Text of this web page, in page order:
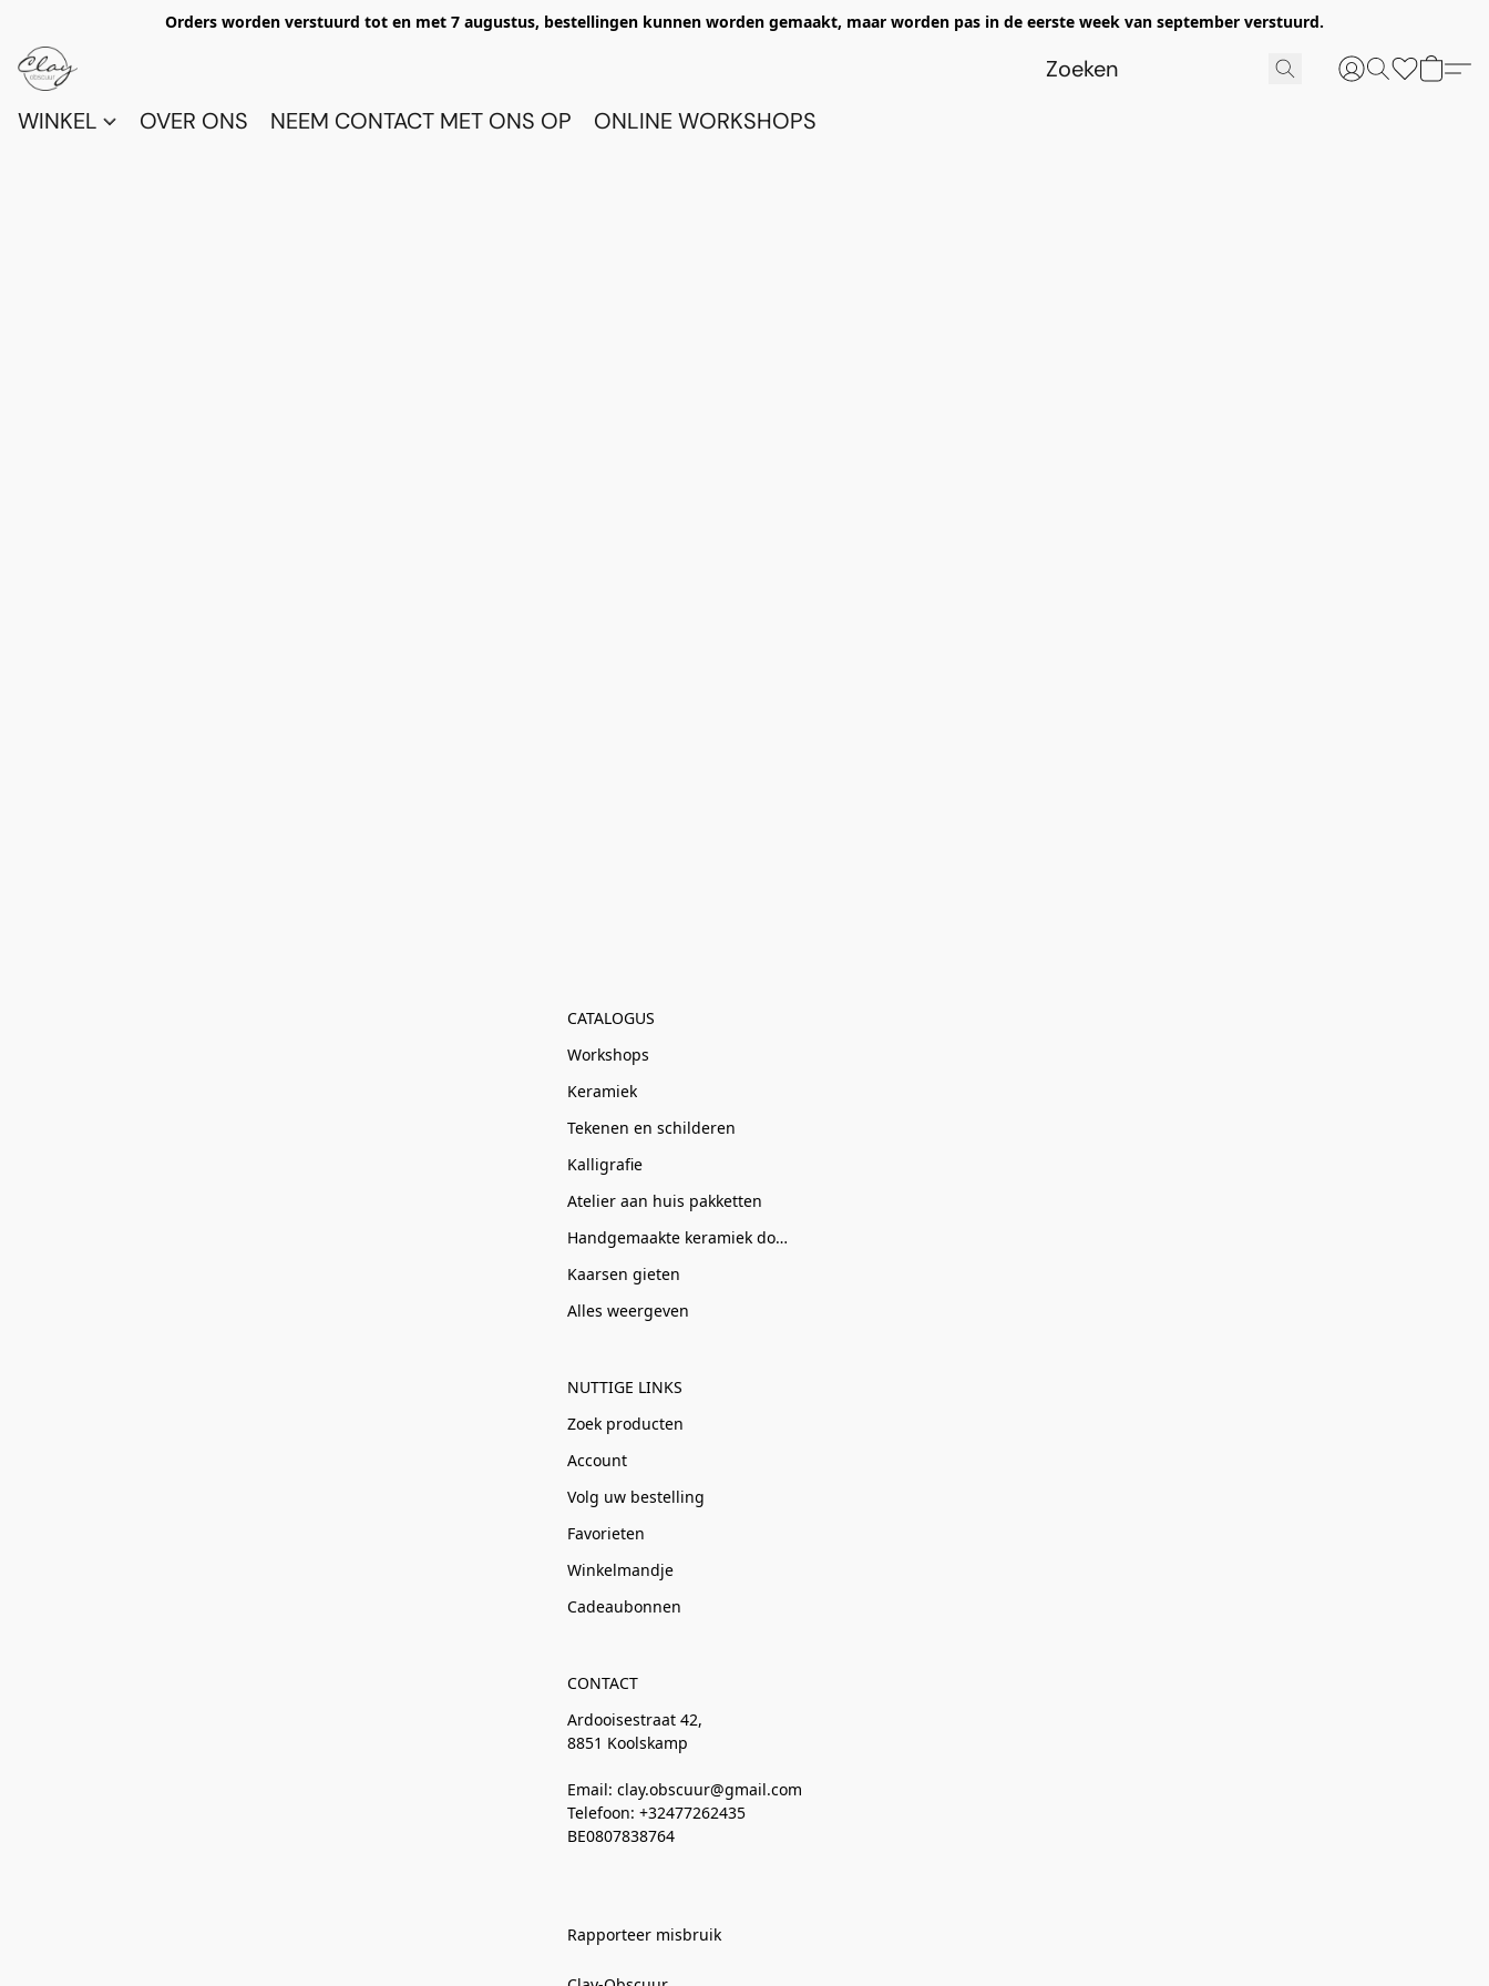
Orders worden verstuurd tot en met 7 augustus, bestellingen kunnen worden gemaakt, maar worden pas in de eerste week van september verstuurd.
WINKEL OVER ONS NEEM CONTACT MET ONS OP ONLINE WORKSHOPS
CATALOGUS
Workshops
Keramiek
Tekenen en schilderen
Kalligrafie
Atelier aan huis pakketten
Handgemaakte keramiek door Clay-Obscuur
Kaarsen gieten
Alles weergeven
NUTTIGE LINKS
Zoek producten
Account
Volg uw bestelling
Favorieten
Winkelmandje
Cadeaubonnen
CONTACT
Ardooisestraat 42,
8851 Koolskamp
Email: clay.obscuur@gmail.com
Telefoon: +32477262435
BE0807838764
Rapporteer misbruik